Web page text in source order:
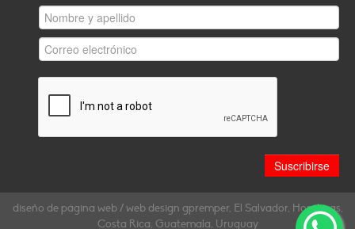
diseño de página web / web design gpremper, El Salvador, Honduras,
Costa Rica, Guatemala, Uruguay